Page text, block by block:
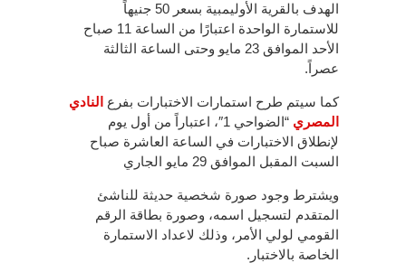
الهدف بالقرية الأوليمبية بسعر 50 جنيهاً
للاستمارة الواحدة اعتبارًا من الساعة 11 صباح
الأحد الموافق 23 مايو وحتى الساعة الثالثة
عصراً.
كما سيتم طرح استمارات الاختبارات بفرع النادي
المصري
“الضواحي 1″، اعتباراً من أول يوم
لإنطلاق الاختبارات في الساعة العاشرة صباح
السبت المقبل الموافق 29 مايو الجاري
ويشترط وجود صورة شخصية حديثة للناشئ
المتقدم لتسجيل اسمه، وصورة بطاقة الرقم
القومي لولي الأمر، وذلك لاعداد الاستمارة
الخاصة بالاختبار.